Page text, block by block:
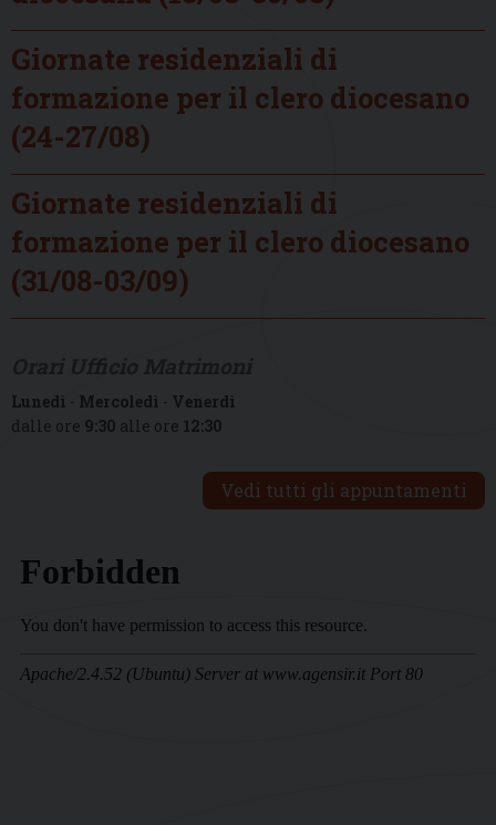
Giornate residenziali di
formazione per il clero diocesano
(24-27/08)
Giornate residenziali di
formazione per il clero diocesano
(31/08-03/09)
Lunedì - Mercoledì - Venerdì
dalle ore 9:30 alle ore 12:30
Vedi tutti gli appuntamenti